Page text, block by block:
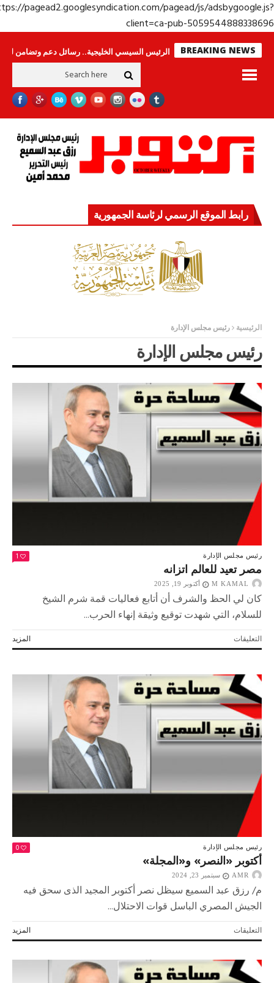
https://pagead2.googlesyndication.com/pagead/js/
client=ca-pub-
BREAKING NEWS
ينامون جولة الرئيس السيسي الخليجية.. رسائل دعم وتضامن للأشقاء
رابط الموقع الرسمي لرئاسة الجمهورية
الرئيسية رئيس مجلس الإدارة
رئيس مجلس الإدارة
رئيس مجلس الإدارة 1
مصر تعيد للعالم اتزانه
M KAMAL أكتوبر 19, 2025
كان لي الحظ والشرف أن أتابع فعاليات قمة شرم الشيخ
للسلام، التي شهدت توقيع وثيقة إنهاء الحرب...
المزيد التعليقاتعلى
مصر
للعالم
اتزانه
مغلقة
رئيس مجلس الإدارة 0
أكتوبر «النصر» و«المجلة»
AMR سبتمبر 23, 2024
م/ رزق عبد السميع سيظل نصر أكتوبر المجيد الذى سحق فيه
الجيش المصري الباسل قوات الاحتلال...
المزيد التعليقاتعلى
أكتوبر
و«المجلة»
مغلقة